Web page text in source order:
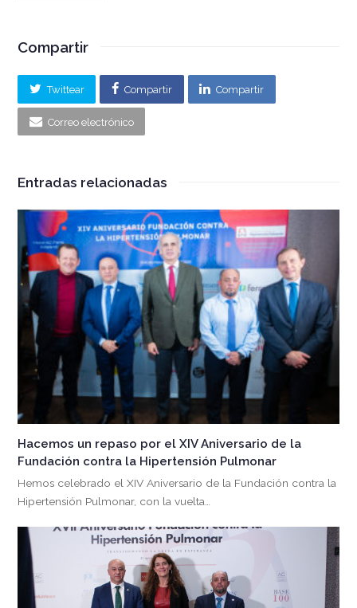
Compartir
Twittear Compartir Compartir
Correo electrónico
Entradas relacionadas
Hacemos un repaso por el XIV Aniversario de la
Fundación contra la Hipertensión Pulmonar
Hemos celebrado el XIV Aniversario de la Fundación contra la
Hipertensión Pulmonar, con la vuelta…